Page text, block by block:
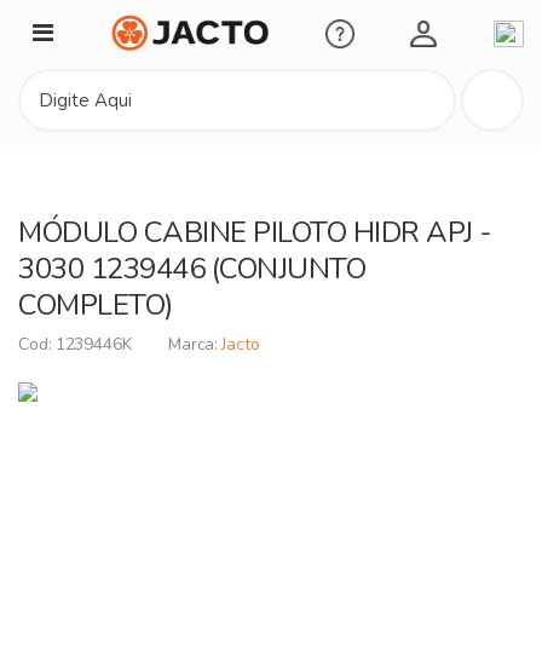
Minha Conta
MÓDULO CABINE PILOTO HIDR APJ -
3030 1239446 (CONJUNTO
COMPLETO)
1239446K Jacto